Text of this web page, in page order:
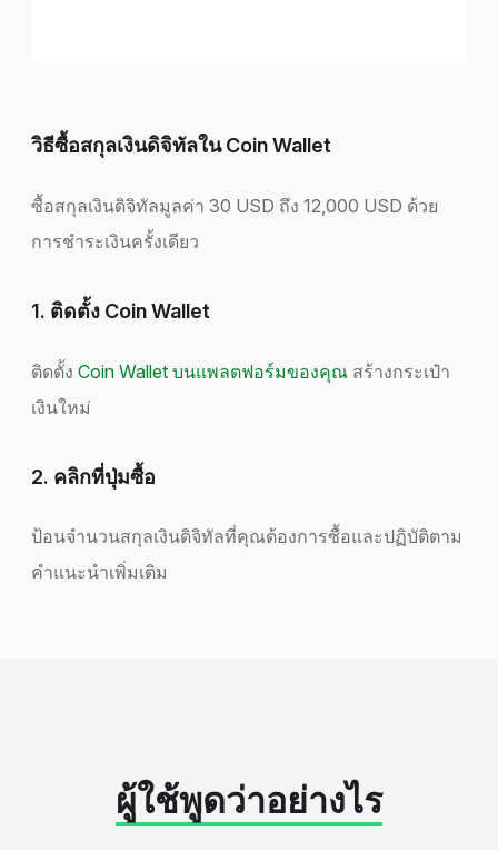
วิธีซื้อสกุลเงินดิจิทัลใน Coin Wallet
ซื้อสกุลเงินดิจิทัลมูลค่า 30 USD ถึง 12,000 USD ด้วย
การชำระเงินครั้งเดียว
1. ติดตั้ง Coin Wallet
ติดตั้ง Coin Wallet บนแพลตฟอร์มของคุณ สร้างกระเป๋า
เงินใหม่
2. คลิกที่ปุ่มซื้อ
ป้อนจำนวนสกุลเงินดิจิทัลที่คุณต้องการซื้อและปฏิบัติตาม
คำแนะนำเพิ่มเติม
ผู้ใช้พูดว่าอย่างไร